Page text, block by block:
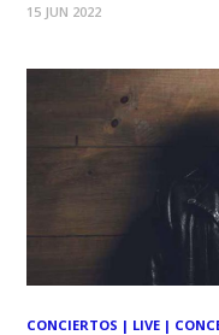
por esta razón que
15 JUN 2022
CONCIERTOS | LIVE |